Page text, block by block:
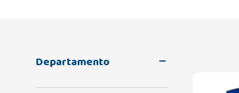
Departamento